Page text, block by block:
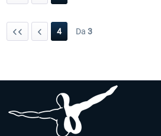
PILOT'S - FS Global Ultimate 2024
4 Da 3